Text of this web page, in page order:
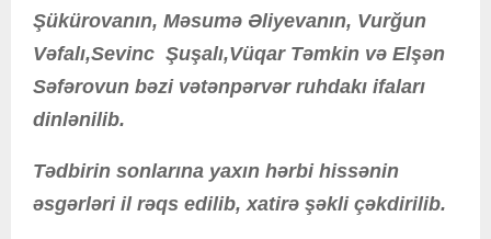
Şükürovanın, Məsumə Əliyevanın, Vurğun
Vəfalı,Sevinc Şuşalı,Vüqar Təmkin və Elşən
Səfərovun bəzi vətənpərvər ruhdakı ifaları
dinlənilib.
Tədbirin sonlarına yaxın hərbi hissənin
əsgərləri il rəqs edilib, xatirə şəkli çəkdirilib.